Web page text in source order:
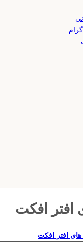
افتر افکت
های افتر افکت